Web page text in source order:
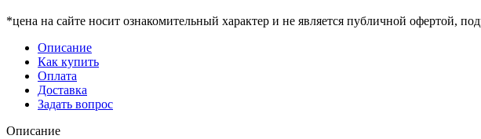
*цена на сайте носит ознакомительный характер и не является публичной офертой,
Описание
Как купить
Оплата
Доставка
Задать вопрос
Описание